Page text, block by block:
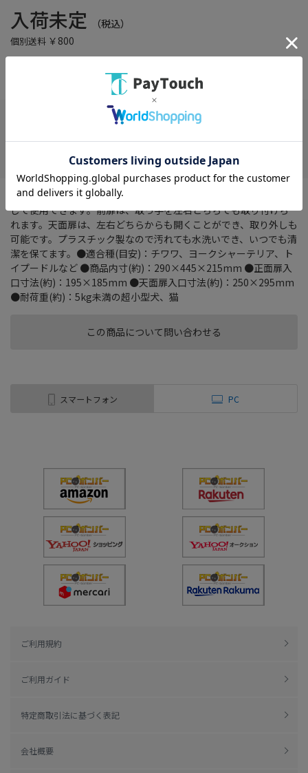
入荷未定 （税込）
個別送料 ￥800
この商品について問い合わせる
お気に入り
ベーシックなプラスチック製のキャリーです。ハウスやキャリーと
して使用できます。前扉は、取っ手を左右どちらでも取り付けら
れます。天面扉は、左右どちらからも開くことができ、取り外しも
可能です。プラスチック製なので汚れても水洗いでき、いつでも清
潔を保てます。●適合種(目安)：チワワ、ヨークシャーテリア、ト
イプードルなど ●商品内寸(約)：290×445×215mm ●正面扉入
口寸法(約)：195×185mm ●天面扉入口寸法(約)：250×295mm
●耐荷重(約)：5kg未満の超小型犬、猫
スマートフォン PC
ご利用規約
ご利用ガイド
特定商取引法に基づく表記
会社概要